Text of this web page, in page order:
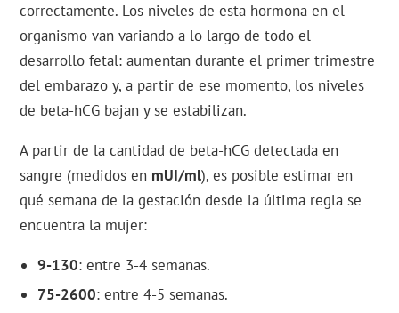
correctamente. Los niveles de esta hormona en el
organismo van variando a lo largo de todo el
desarrollo fetal: aumentan durante el primer trimestre
del embarazo y, a partir de ese momento, los niveles
de beta-hCG bajan y se estabilizan.
A partir de la cantidad de beta-hCG detectada en
sangre (medidos en mUI/ml), es posible estimar en
qué semana de la gestación desde la última regla se
encuentra la mujer:
9-130: entre 3-4 semanas.
75-2600: entre 4-5 semanas.